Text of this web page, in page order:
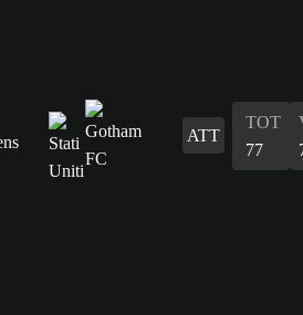
ATT
TOT
77